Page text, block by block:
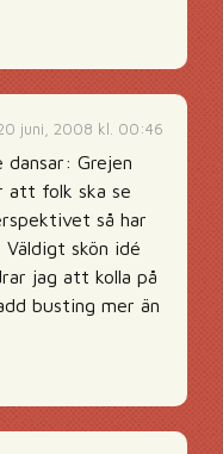
juni, 2008 kl. 00:46
dansar: Grejen
att folk ska se
så har
Väldigt skön idé
jag att kolla på
busting mer än